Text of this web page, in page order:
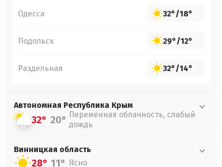
Одесса 32°/18°
Подольск 29°/12°
Раздельная 32°/14°
Автономная Республика Крым
32° 20° Переменная облачность, слабый
дождь
Винницкая область
28° 11° Ясно